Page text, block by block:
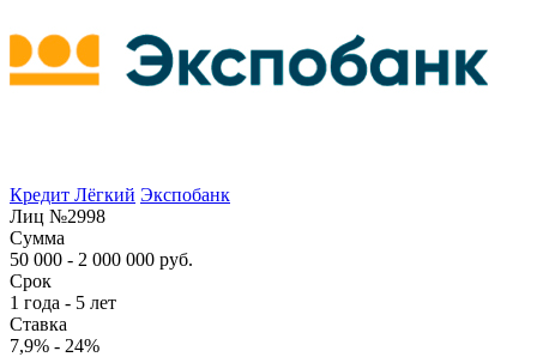
Кредит Лёгкий Экспобанк
Лиц №2998
Сумма
50 000 - 2 000 000 руб.
Срок
1 года - 5 лет
Ставка
7,9% - 24%